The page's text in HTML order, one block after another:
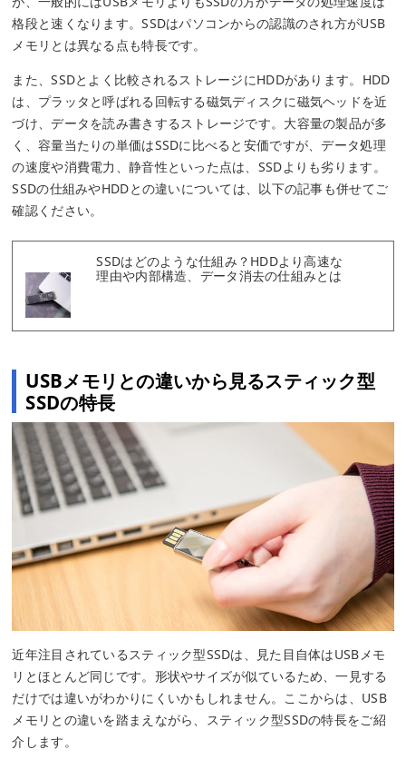
格段と速くなります。SSDはパソコンからの認識のされ方がUSB
メモリとは異なる点も特長です。
また、SSDとよく比較されるストレージにHDDがあります。HDD
は、プラッタと呼ばれる回転する磁気ディスクに磁気ヘッドを近
づけ、データを読み書きするストレージです。大容量の製品が多
く、容量当たりの単価はSSDに比べると安価ですが、データ処理
の速度や消費電力、静音性といった点は、SSDよりも劣ります。
SSDの仕組みやHDDとの違いについては、以下の記事も併せてご
確認ください。
SSDはどのような仕組み？HDDより高速な
理由や内部構造、データ消去の仕組みとは
USBメモリとの違いから見るスティック型
SSDの特長
近年注目されているスティック型SSDは、見た目自体はUSBメモ
リとほとんど同じです。形状やサイズが似ているため、一見する
だけでは違いがわかりにくいかもしれません。ここからは、USB
メモリとの違いを踏まえながら、スティック型SSDの特長をご紹
介します。